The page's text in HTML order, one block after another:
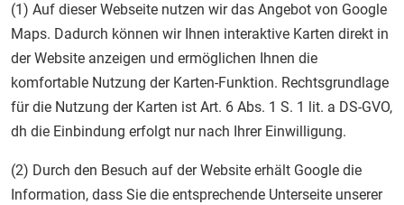
(1) Auf dieser Webseite nutzen wir das Angebot von Google
Maps. Dadurch können wir Ihnen interaktive Karten direkt in
der Website anzeigen und ermöglichen Ihnen die
komfortable Nutzung der Karten-Funktion. Rechtsgrundlage
für die Nutzung der Karten ist Art. 6 Abs. 1 S. 1 lit. a DS-GVO,
dh die Einbindung erfolgt nur nach Ihrer Einwilligung.
(2) Durch den Besuch auf der Website erhält Google die
Information, dass Sie die entsprechende Unterseite unserer